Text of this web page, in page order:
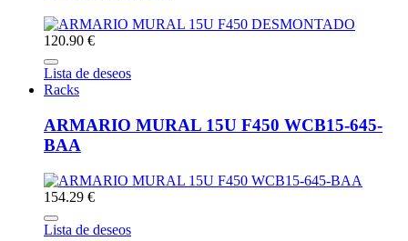
120.90 €
Lista de deseos
Racks
ARMARIO MURAL 15U F450 WCB15-645-
BAA
154.29 €
Lista de deseos